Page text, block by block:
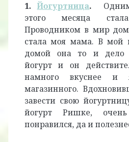
1.Йогуртница. Одним
этого месяца
Проводником в мир
стала моя мама. В мой
домой она то и дело
йогурт и он
намного вкуснее и
магазинного.
завести свою
йогурт Ришке,
понравился, да и